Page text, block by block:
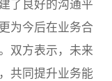
了良好的沟通平
为今后在业务合
双方表示，未来
共同提升业务能